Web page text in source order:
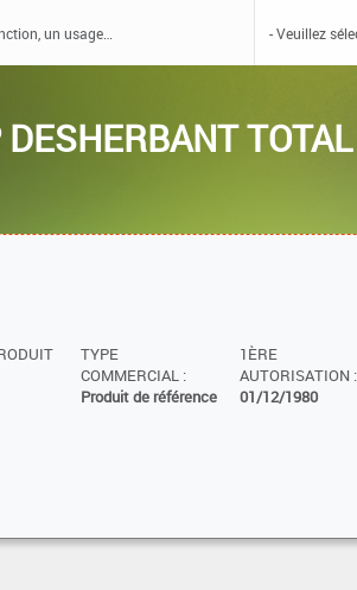
TYPE
COMMERCIAL :
Produit de référence
1ÈRE
AUTORISATION :
01/12/1980